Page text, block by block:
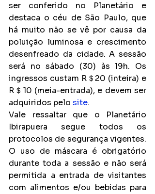
ser conferido no Planetário e
destaca o céu de São Paulo, que
há muito não se vê por causa da
poluição luminosa e crescimento
desenfreado da cidade. A sessão
será no sábado (30) às 19h. Os
ingressos custam R＄20 (inteira) e
R＄10 (meia-entrada), e devem ser
adquiridos pelo site.
Vale ressaltar que o Planetário
Ibirapuera segue todos os
protocolos de segurança vigentes.
O uso de máscara é obrigatório
durante toda a sessão e não será
permitida a entrada de visitantes
com alimentos e/ou bebidas para